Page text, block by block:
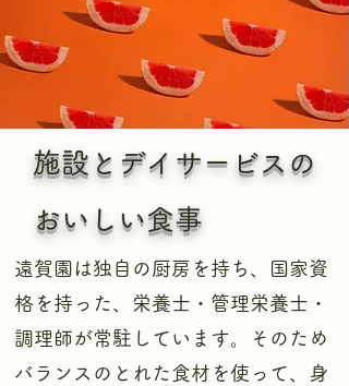
施設とデイサービスの
おいしい食事
遠賀園は独自の厨房を持ち、国家資
格を持った、栄養士・管理栄養士・
調理師が常駐しています。そのため
バランスのとれた食材を使って、身